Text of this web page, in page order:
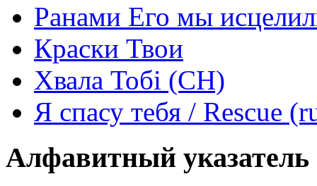
Ранами Его мы
Краски Твои
Хвала Тобі (СН)
Я спасу тебя / Rescue
Алфавитный указатель